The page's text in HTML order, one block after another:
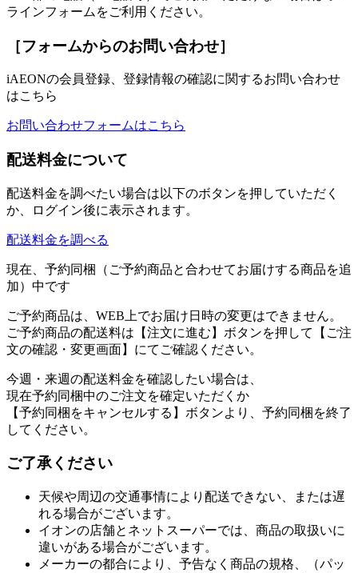
ラインフォームをご利用ください。
［フォームからのお問い合わせ］
iAEONの会員登録、登録情報の確認に関するお問い合わせ
はこちら
お問い合わせフォームはこちら
配送料金について
配送料金を調べたい場合は以下のボタンを押していただく
か、ログイン後に表示されます。
配送料金を調べる
現在、予約同梱（ご予約商品と合わせてお届けする商品を追
加）中です
ご予約商品は、WEB上でお届け日時の変更はできません。
ご予約商品の配送料は【注文に進む】ボタンを押して【ご注
文の確認・変更画面】にてご確認ください。
今週・来週の配送料金を確認したい場合は、
現在予約同梱中のご注文を確定いただくか
【予約同梱をキャンセルする】ボタンより、予約同梱を終了
してください。
ご了承ください
天候や周辺の交通事情により配送できない、または遅
れる場合がございます。
イオンの店舗とネットスーパーでは、商品の取扱いに
違いがある場合がございます。
メーカーの都合により、予告なく商品の規格、（パッ